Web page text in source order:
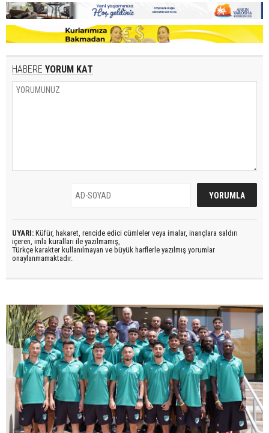
HABERE YORUM KAT
UYARI: Küfür, hakaret, rencide edici cümleler veya imalar, inançlara saldırı
içeren, imla kuralları ile yazılmamış,
Türkçe karakter kullanılmayan ve büyük harflerle yazılmış yorumlar
onaylanmamaktadır.